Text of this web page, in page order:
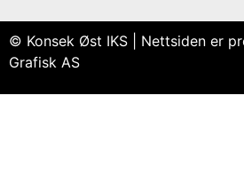
© Konsek Øst IKS | Nettsiden er
Grafisk AS